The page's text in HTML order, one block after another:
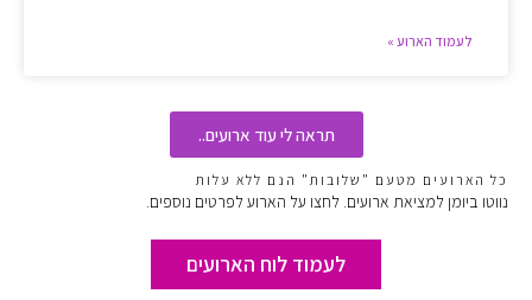
לעמוד הארוע »
תראה לי עוד ארועים..
כל הארועים מטעם "שלובות" הנם ללא עלות
נווטו ביומן למציאת ארועים. לחצו על הארוע לפרטים נוספים.
לעמוד לוח הארועים